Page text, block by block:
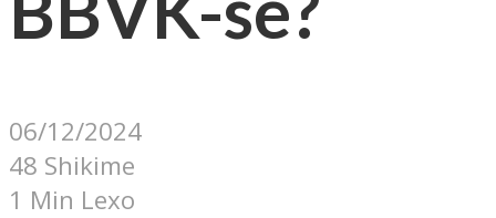
06/12/2024
48 Shikime
1 Min Lexo